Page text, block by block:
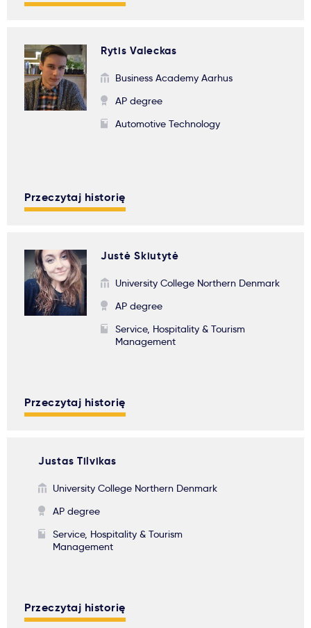
Rytis Valeckas
Business Academy Aarhus
AP degree
Automotive Technology
Przeczytaj historię
Justė Skiutytė
University College Northern Denmark
AP degree
Service, Hospitality & Tourism
Management
Przeczytaj historię
Justas Tilvikas
University College Northern Denmark
AP degree
Service, Hospitality & Tourism
Management
Przeczytaj historię